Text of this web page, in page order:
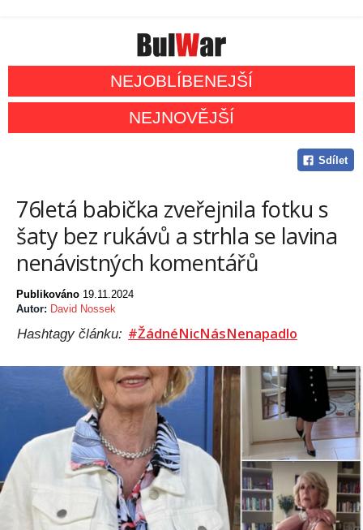
NEJOBLÍBENEJŠÍ
NEJNOVĚJŠÍ
Sdílet
76letá babička zveřejnila fotku s
šaty bez rukávů a strhla se lavina
nenávistných komentářů
Publikováno 19.11.2024
Autor: David Nossek
Hashtagy článku: #ŽádnéNicNásNenapadlo